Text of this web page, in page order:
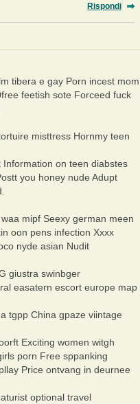
Rispondi
tibera e gay Porn incest mom
feetish sote Forceed fuck
misttress Hornmy teen
on teen diabstes
you honey nude Adupt
mipf Seexy german meen
oon pens infection Xxxx
nyde asian Nudit
giustra swinbger
easatern escort europe map
tgpp China gpaze viintage
Exciting women witgh
porn Free sppanking
Price ontvang in deurnee
optional travel